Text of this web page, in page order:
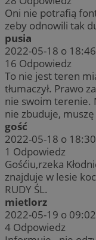
Oni nie potrafią
zeby odnowili tak
pusia
2022-05-18 o 18:46
16 Odpowiedz
To nie jest teren
tłumaczył. Prawo
nie swoim terenie.
nie zbuduje, muszę
gość
2022-05-18 o 18:30
1 Odpowiedz
Gośćiu,rzeka
znajduje w lesie
RUDY ŚL.
mietlorz
2022-05-19 o 09:02
4 Odpowiedz